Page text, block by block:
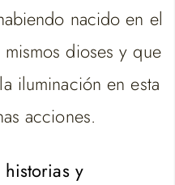
nacido en el
dioses y que
iluminación en esta
acciones.
y